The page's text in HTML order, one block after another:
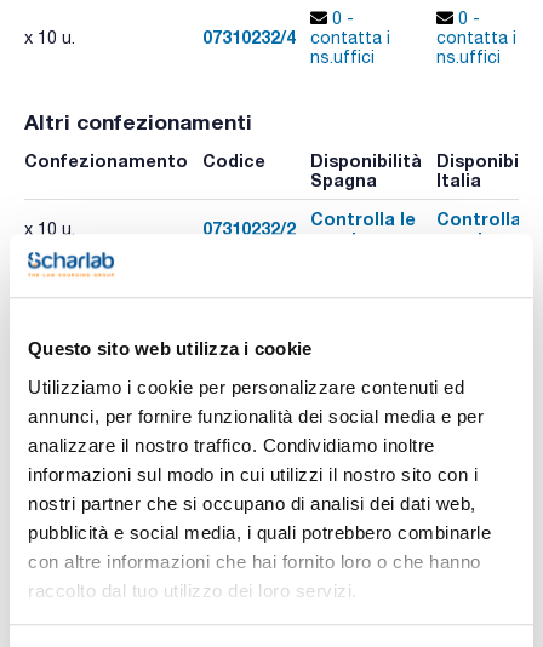
Questo sito web utilizza i cookie
Utilizziamo i cookie per personalizzare contenuti ed
annunci, per fornire funzionalità dei social media e per
analizzare il nostro traffico. Condividiamo inoltre
informazioni sul modo in cui utilizzi il nostro sito con i
nostri partner che si occupano di analisi dei dati web,
pubblicità e social media, i quali potrebbero combinarle
con altre informazioni che hai fornito loro o che hanno
raccolto dal tuo utilizzo dei loro servizi.
x 10 u. 07310232/4
0 -
contatta i
ns.uffici
0 -
contatta i
ns.uffici
Altri confezionamenti
Confezionamento Codice
Disponibilità
Spagna
Italia
x 10 u. 07310232/2
Controlla le
scorte
Controlla le
scorte
scorte
scorte
x 8 u.
273-
001629
scorte
Stampa pagina prodotto
Filettatura ISO : GL45
Colore : Verde
Conf. (unità) : 10
Tappi a vite in PPN, sterilizzabili, filettatura ISO con anello di
Vedi di più